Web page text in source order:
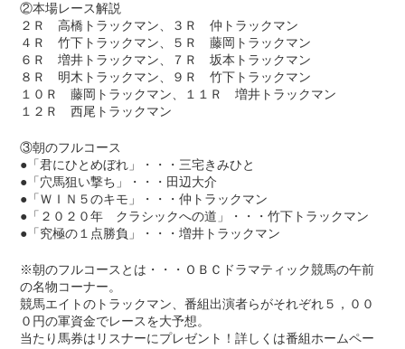
②本場レース解説
２Ｒ 高橋トラックマン、３Ｒ 仲トラックマン
４Ｒ 竹下トラックマン、５Ｒ 藤岡トラックマン
６Ｒ 増井トラックマン、７Ｒ 坂本トラックマン
８Ｒ 明木トラックマン、９Ｒ 竹下トラックマン
１０Ｒ 藤岡トラックマン、１１Ｒ 増井トラックマン
１２Ｒ 西尾トラックマン
③朝のフルコース
●「君にひとめぼれ」・・・三宅きみひと
●「穴馬狙い撃ち」・・・田辺大介
●「ＷＩＮ５のキモ」・・・仲トラックマン
●「２０２０年 クラシックへの道」・・・竹下トラックマン
●「究極の１点勝負」・・・増井トラックマン
※朝のフルコースとは・・・ＯＢＣドラマティック競馬の午前
の名物コーナー。
競馬エイトのトラックマン、番組出演者らがそれぞれ５，００
０円の軍資金でレースを大予想。
当たり馬券はリスナーにプレゼント！詳しくは番組ホームペー